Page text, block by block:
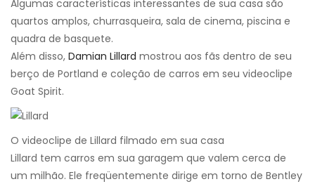
Algumas características interessantes de sua casa são
quartos amplos, churrasqueira, sala de cinema, piscina e
quadra de basquete.
Além disso, Damian Lillard mostrou aos fãs dentro de seu
berço de Portland e coleção de carros em seu videoclipe
Goat Spirit.
O videoclipe de Lillard filmado em sua casa
Lillard tem carros em sua garagem que valem cerca de
um milhão. Ele freqüentemente dirige em torno de Bentley